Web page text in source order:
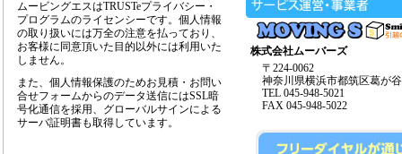
ムービングエスはTRUSTeプライバシー・
プログラムのライセンシーです。個人情報
の取り扱いには万全の注意を払っており、
お客様に同意頂いた目的以外には利用いた
しません。
また、個人情報保護のためお見積・お問い
合せフォームからのデータ送信にはSSL暗
号化通信を採用、グローバルサインによる
サーバ証明書も取得しています。
株式会社ムーバーズ
〒224-0062
神奈川県横浜市都筑区葛が
TEL 045-948-5021
FAX 045-948-5022